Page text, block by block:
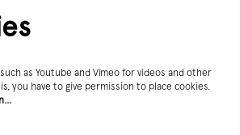
as Youtube and Vimeo for videos and other
you have to give permission to place cookies.